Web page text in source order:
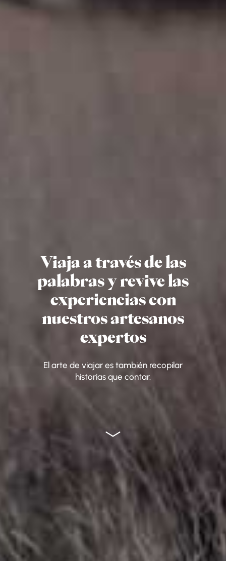
Viaja a través de las
palabras y revive las
experiencias con
nuestros artesanos
expertos
El arte de viajar es también recopilar
historias que contar.